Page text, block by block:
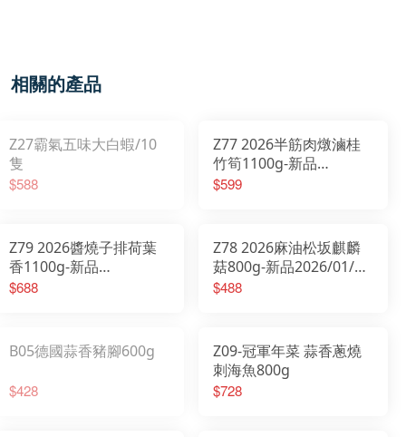
相關的產品
Z27霸氣五味大白蝦/10
隻
$588
Z77 2026半筋肉燉滷桂
竹筍1100g-新品
2026/01/20開始出貨
$599
Z79 2026醬燒子排荷葉
香1100g-新品
2026/01/20開始出貨
$688
Z78 2026麻油松坂麒麟
菇800g-新品2026/01/20
開始出貨
$488
B05德國蒜香豬腳600g
$428
Z09-冠軍年菜 蒜香蔥燒
刺海魚800g
$728